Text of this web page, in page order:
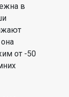
в
от -50